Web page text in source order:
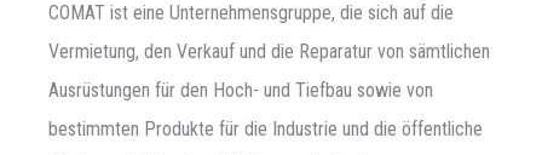
COMAT ist eine Unternehmensgruppe, die sich auf die
Vermietung, den Verkauf und die Reparatur von sämtlichen
Ausrüstungen für den Hoch- und Tiefbau sowie von
bestimmten Produkte für die Industrie und die öffentliche